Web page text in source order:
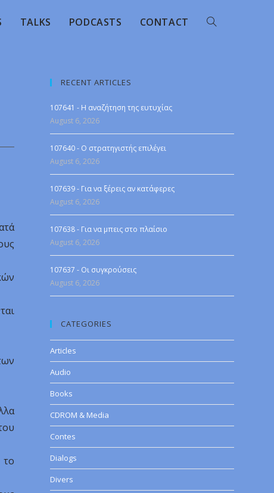
TALKS PODCASTS CONTACT
RECENT ARTICLES
107641 - Η αναζήτηση της ευτυχίας
August 6, 2026
107640 - Ο στρατηγιστής επιλέγει
August 6, 2026
107639 - Για να ξέρεις αν κατάφερες
August 6, 2026
107638 - Για να μπεις στο πλαίσιο
August 6, 2026
107637 - Οι συγκρούσεις
August 6, 2026
CATEGORIES
Articles
Audio
Books
CDROM & Media
Contes
Dialogs
Divers